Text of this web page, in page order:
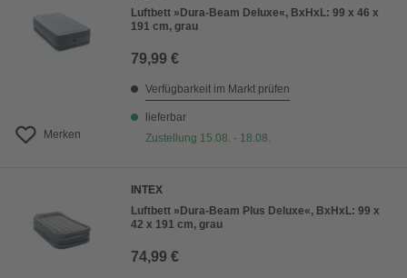
Merken
Luftbett »Dura-Beam Deluxe«, BxHxL: 99 x 46 x
191 cm, grau
79,99 €
Verfügbarkeit im Markt prüfen
lieferbar
Zustellung 15.08. - 18.08.
INTEX
Luftbett »Dura-Beam Plus Deluxe«, BxHxL: 99 x
42 x 191 cm, grau
74,99 €